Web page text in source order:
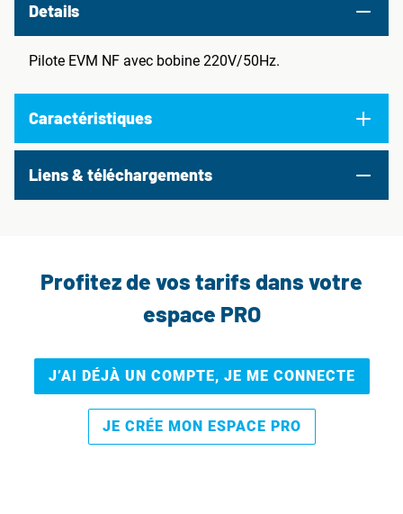
Details
Pilote EVM NF avec bobine 220V/50Hz.
Caractéristiques
Liens & téléchargements
Profitez de vos tarifs dans votre
espace PRO
J’AI DÉJÀ UN COMPTE, JE ME CONNECTE
JE CRÉE MON ESPACE PRO